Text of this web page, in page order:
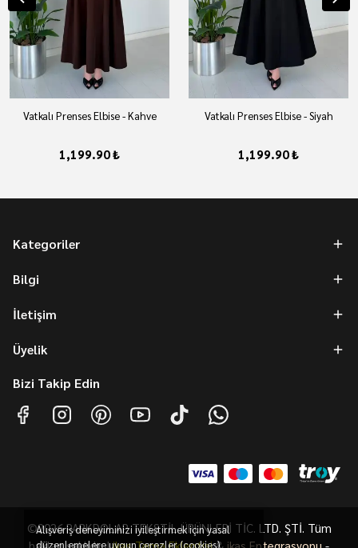
Alışveriş deneyiminizi iyileştirmek için yasal
düzenlemelere uygun çerezler (cookies)
Vatkalı Prenses Elbise - Kahve
1,199.90 ₺
Vatkalı Prenses Elbise - Siyah
1,199.90 ₺
Kategoriler
Bilgi
İletişim
Üyelik
Bizi Takip Edin
©2026 PARKDOLAP TEKSTİL ÜRÜNLERİ TİC. LTD. ŞTİ. Tüm